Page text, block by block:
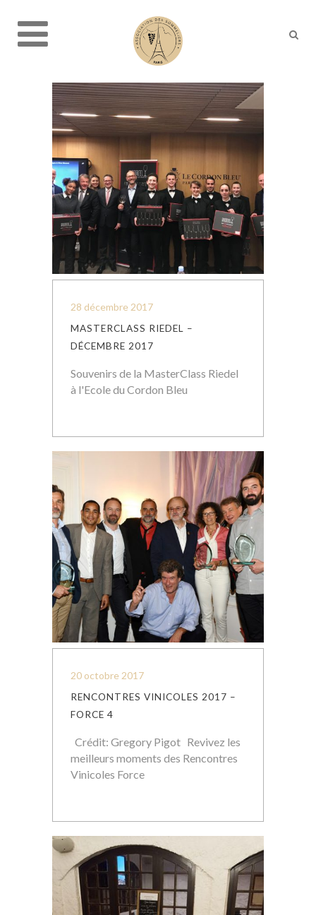
28 décembre 2017
MASTERCLASS RIEDEL –
DÉCEMBRE 2017
Souvenirs de la MasterClass Riedel
à l'Ecole du Cordon Bleu
20 octobre 2017
RENCONTRES VINICOLES 2017 –
FORCE 4
Crédit: Gregory Pigot Revivez les
meilleurs moments des Rencontres
Vinicoles Force